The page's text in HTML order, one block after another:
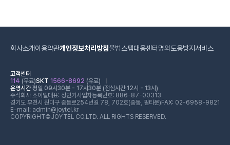
회사소개이용약관개인정보처리방침불법스팸대응센터 명의도용방지서비스
고객센터
114 (무료)SKT 1566-8692 (유료)
운영시간평일 09시30분 - 17시30분 (점심시간 12시 - 13시)
주식회사 조이텔대표: 정민기 사업자등록번호: 886-87-00313
경기도 부천시 원미구 중동로254번길 78, 702호(중동, 필타운) FAX: 02-6958-9821
E-mail: admin@joytel.kr
COPYRIGHT©JOYTEL CO.LTD. ALL RIGHTS RESERVED.